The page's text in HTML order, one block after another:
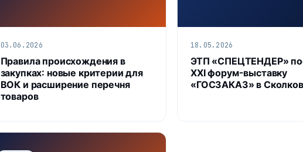
03.06.2026
Правила происхождения в
закупках: новые критерии для
ВОК и расширение перечня
товаров
18.05.2026
ЭТП «СПЕЦТЕНДЕР»
XXI форум-выставку
«ГОСЗАКАЗ» в